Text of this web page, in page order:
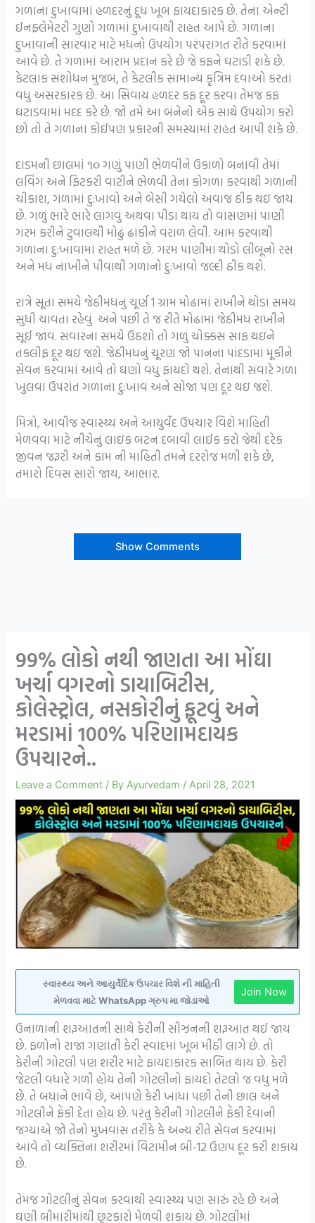
ગળાના દુખાવામાં હળદરનું દૂધ ખૂબ ફાયદાકારક છે. તેના એન્ટી
ઈનફ્લેમેટરી ગુણો ગળામાં દુખાવાથી રાહત આપે છે. ગળાના
દુખાવાની સારવાર માટે મધનો ઉપયોગ પરંપરાગત રીતે કરવામાં
આવે છે. તે ગળામાં આરામ પ્રદાન કરે છે જે કફને ઘટાડી શકે છે.
કેટલાક સંશોધન મુજબ, તે કેટલીક સામાન્ય કૃત્રિમ દવાઓ કરતાં
વધુ અસરકારક છે. આ સિવાય હળદર કફ દૂર કરવા તેમજ કફ
ઘટાડવામાં મદદ કરે છે. જો તમે આ બંનેનો એક સાથે ઉપયોગ કરો
છો તો તે ગળાના કોઈપણ પ્રકારની સમસ્યામાં રાહત આપી શકે છે.
દાડમની છાલમાં ૧૦ ગણું પાણી ભેળવીને ઉકાળો બનાવી તેમાં
લવિંગ અને ફિટકરી વાટીને ભેળવી તેના કોગળા કરવાથી ગળાની
ચીકાશ, ગળામાં દુ:ખાવો અને બેસી ગયેલો અવાજ ઠીક થઇ જાય
છે. ગળું ભારે ભારે લાગવું અથવા પીડા થાય તો વાસણમાં પાણી
ગરમ કરીને ટુવાલથી મોઢું ઢાંકીને વરાળ લેવી. આમ કરવાથી
ગળાના દુ:ખાવામાં રાહત મળે છે. ગરમ પાણીમાં થોડો લીંબૂનો રસ
અને મધ નાખીને પીવાથી ગળાનો દુ:ખાવો જલ્દી ઠીક થશે.
રાત્રે સૂતા સમયે જેઠીમધનું ચૂર્ણ 1 ગ્રામ મોઢામાં રાખીને થોડા સમય
સુધી ચાવતા રહેવું અને પછી તે જ રીતે મોઢામાં જેઠીમધ રાખીને
સૂઈ જાવ. સવારના સમયે ઉઠશો તો ગળું ચોક્કસ સાફ થઇને
તકલીફ દૂર થઇ જશે. જેઠીમધનું ચૂરણ જો પાનના પાંદડામાં મૂકીને
સેવન કરવામાં આવે તો ઘણો વધુ ફાયદો થશે. તેનાથી સવારે ગળા
ખુલવા ઉપરાંત ગળાના દુ:ખાવ અને સોજા પણ દૂર થઇ જશે.
મિત્રો, આવીજ સ્વાસ્થ્ય અને આયુર્વેદ ઉપચાર વિશે માહિતી
મેળવવા માટે નીચેનું લાઇક બટન દબાવી લાઈક કરો જેથી દરેક
જીવન જરૂરી અને કામ ની માહિતી તમને દરરોજ મળી શકે છે,
તમારો દિવસ સારો જાય, આભાર.
Show Comments
99% લોકો નથી જાણતા આ મોંઘા
ખર્ચા વગરનો ડાયાબિટીસ,
કોલેસ્ટ્રોલ, નસકોરીનું ફૂટવું અને
મરડામાં 100% પરિણામદાયક
ઉપચારને..
Leave a Comment / ByAyurvedam /April 28, 2021
સ્વાસ્થ્ય અને આયુર્વેદિક ઉપચાર વિશે ની માહિતી
મેળવવા માટે WhatsApp ગ્રુપ મા જોડાઓ
Join Now
ઉનાળાની શરૂઆતની સાથે કેરીની સીઝનની શરૂઆત થઈ જાય
છે. ફળોનો રાજા ગણાતી કેરી સ્વાદમાં ખૂબ મીઠી લાગે છે. તો
કેરીની ગોટલી પણ શરીર માટે ફાયદાકારક સાબિત થાય છે. કેરી
જેટલી વધારે ગળી હોય તેની ગોટલીનો ફાયદો તેટલો જ વધુ મળે
છે. તે બધાને ભાવે છે, આપણે કેરી ખાધા પછી તેની છાલ અને
ગોટલીને ફેંકી દેતા હોય છે. પરંતુ કેરીની ગોટલીને ફેંકી દેવાની
જગ્યાએ જો તેનો મુખવાસ તરીકે કે અન્ય રીતે સેવન કરવામાં
આવે તો વ્યક્તિના શરીરમાં વિટામીન બી-12 ઉણપ દૂર કરી શકાય
છે.
તેમજ ગોટલીનું સેવન કરવાથી સ્વાસ્થ્ય પણ સારું રહે છે અને
ઘણી બીમારીમાંથી છૂટકારો મેળવી શકાય છે. ગોટલીમાં